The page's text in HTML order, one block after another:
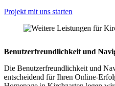
Projekt mit uns starten
Benutzerfreundlichkeit und
Die Benutzerfreundlichkeit und
entscheidend für Ihren Online-